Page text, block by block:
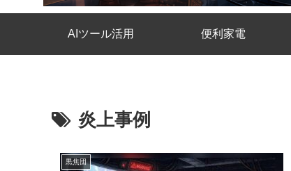
AIツール活用 便利家電
炎上事例
黒焦団